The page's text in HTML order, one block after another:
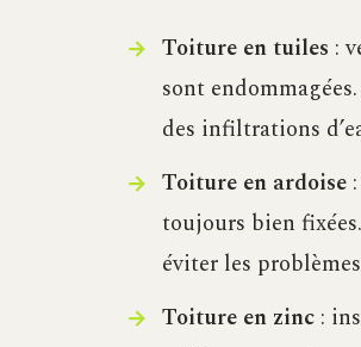
Toiture en tuiles :
sont
des infiltrations
Toiture en ardoise:
toujours bien
éviter les
Toiture en zinc: